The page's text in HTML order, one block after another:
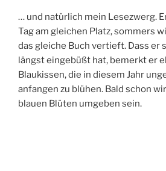
… und natürlich mein Lesezwerg.
Tag am gleichen Platz, sommers
das gleiche Buch vertieft. Dass er
längst eingebüßt hat, bemerkt er
Blaukissen, die in diesem Jahr
anfangen zu blühen. Bald schon
blauen Blüten umgeben sein.